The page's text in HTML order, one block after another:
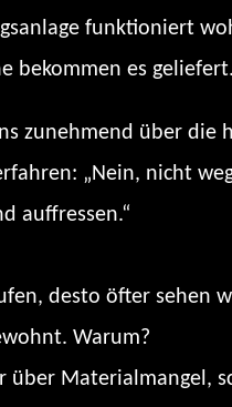
funktioniert
bekommen es
zunehmend über die
„Nein, nicht
auffressen.“
desto öfter sehen
Warum?
über Materialmangel,